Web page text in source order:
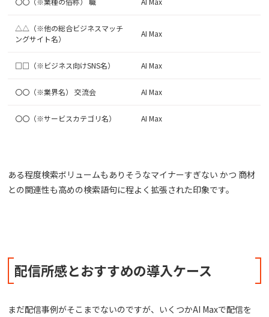
△△（※他の総合ビジネスマッチ
ングサイト名）
AI Max
□□（※ビジネス向けSNS名） AI Max
〇〇（※業界名） 交流会 AI Max
〇〇（※サービスカテゴリ名） AI Max
ある程度検索ボリュームもありそうなマイナーすぎない かつ 商材
との関連性も高めの検索語句に程よく拡張された印象です。
配信所感とおすすめの導入ケース
まだ配信事例がそこまでないのですが、いくつかAI Maxで配信を